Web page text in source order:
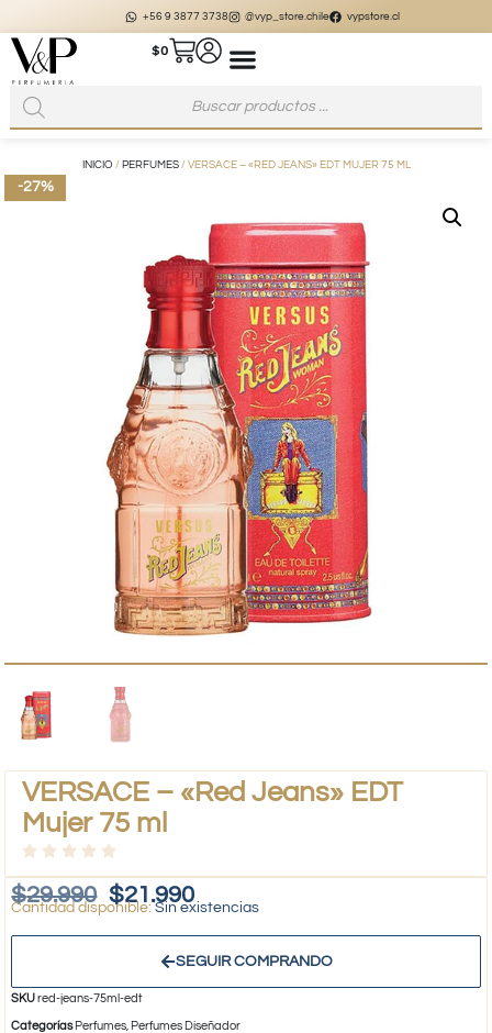
+56 9 3877 3738 @vyp_store.chile vypstore.cl
$0
INICIO / PERFUMES/ VERSACE – «RED JEANS» EDT MUJER 75 ML
-27%
VERSACE – «Red Jeans» EDT
Mujer 75 ml
$29.990 $21.990
Sin existencias
SEGUIR COMPRANDO
SKUred-jeans-75ml-edt
Categorías Perfumes, Perfumes Diseñador